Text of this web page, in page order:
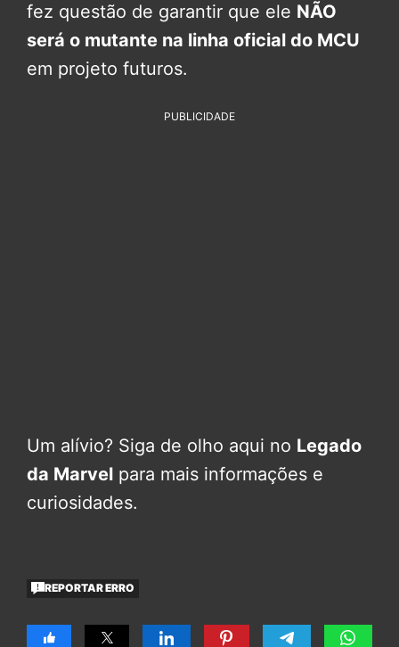
fez questão de garantir que ele NÃO
será o mutante na linha oficial do MCU
em projeto futuros.
PUBLICIDADE
Um alívio? Siga de olho aqui no Legado
da Marvel para mais informações e
curiosidades.
REPORTAR ERRO